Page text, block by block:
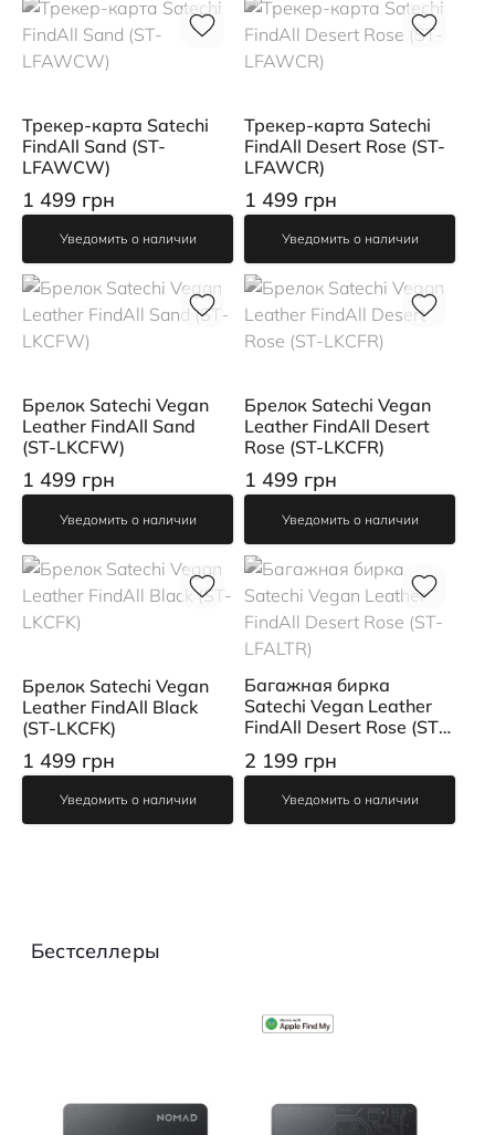
Трекер-карта Satechi
FindAll Sand (ST-
LFAWCW)
1 499 грн
Уведомить о наличии
Трекер-карта Satechi
FindAll Desert Rose (ST-
LFAWCR)
1 499 грн
Уведомить о наличии
Брелок Satechi Vegan
Leather FindAll Sand
(ST-LKCFW)
1 499 грн
Уведомить о наличии
Брелок Satechi Vegan
Leather FindAll Desert
Rose (ST-LKCFR)
1 499 грн
Уведомить о наличии
Брелок Satechi Vegan
Leather FindAll Black
(ST-LKCFK)
1 499 грн
Уведомить о наличии
Багажная бирка
Satechi Vegan Leather
FindAll Desert Rose (ST-
2 199 грн
Уведомить о наличии
Бестселлеры